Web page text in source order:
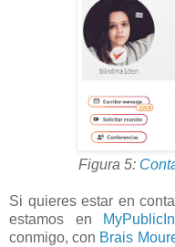
Figura 5:
Si quieres estar en
estamos en
conmigo, con Brais